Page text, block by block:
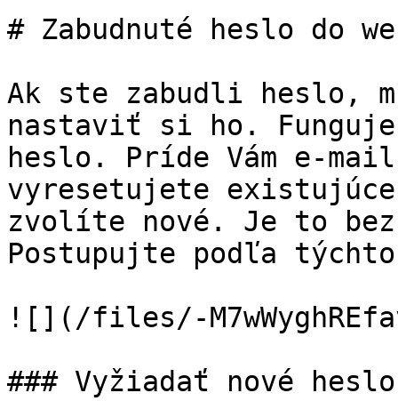
# Zabudnuté heslo do
Ak ste zabudli heslo,
nastaviť si ho.
heslo. Príde Vám e-
vyresetujete
zvolíte nové. Je to
Postupujte podľa
![](/files/-
### Vyžiadať nové heslo